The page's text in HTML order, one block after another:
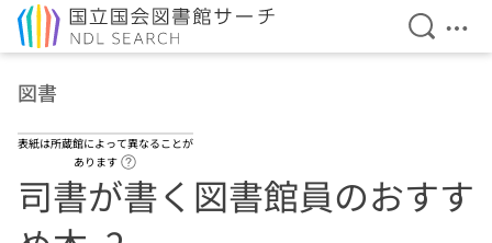
検索を
メ
図書
表紙は所蔵館によって異なることが
あります
司書が書く図書館員のおすす